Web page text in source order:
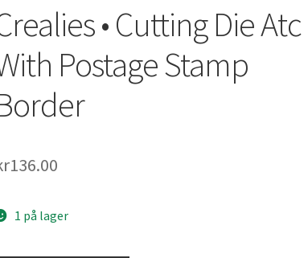
• Cutting Die Atc
Postage Stamp
136.00
1 på lager